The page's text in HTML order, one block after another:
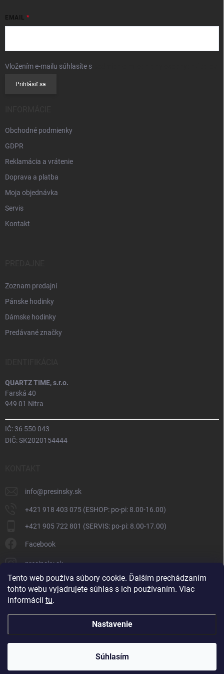
Tento web používa súbory cookie. Ďalším prechádzaním
tohto webu vyjadrujete súhlas s ich používaním. Viac
informácií tu.
Nastavenie
Súhlasím
EMAIL
Vložením e-mailu súhlasíte s
Prihlásiť sa
Obchodné podmienky
GDPR
Reklamácia a vrátenie
Doprava a platba
Moja objednávka
Servis
Kontakt
Zoznam predajní
Pánske hodinky
Dámske hodinky
Predávané značky
QUARTZ TIME, s.r.o.
Farská 40
949 01 Nitra
IČ: 36 550 043
DIČ: SK2020154444
info@presinsky.sk
+421 918 403 075 (ESHOP: po-pi: 8.00-16.00)
+421 905 722 801 (SERVIS: po-pi: 8.00-17.00)
Facebook
presinsky.sk
Presinsky.sk . Všetky práva vyhradené.